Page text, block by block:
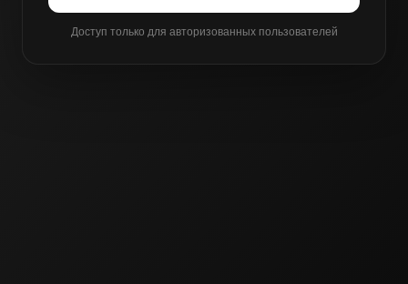
Доступ только для авторизованных пользователей